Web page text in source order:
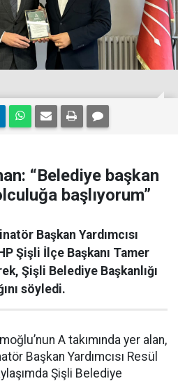
“Belediye başkan
başlıyorum”
Başkan Yardımcısı
Şişli İlçe Başkanı Tamer
Şişli Belediye Başkanlığı
söyledi.
A takımında yer alan,
Başkan Yardımcısı Resül
Şişli Belediye